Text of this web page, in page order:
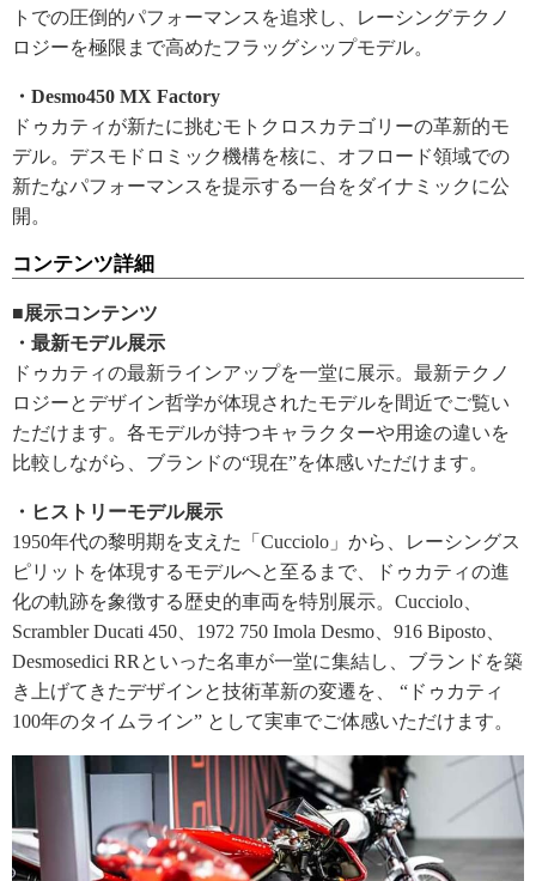
トでの圧倒的パフォーマンスを追求し、レーシングテクノ
ロジーを極限まで高めたフラッグシップモデル。
・Desmo450 MX Factory
ドゥカティが新たに挑むモトクロスカテゴリーの革新的モ
デル。デスモドロミック機構を核に、オフロード領域での
新たなパフォーマンスを提示する一台をダイナミックに公
開。
コンテンツ詳細
■展示コンテンツ
・最新モデル展示
ドゥカティの最新ラインアップを一堂に展示。最新テクノ
ロジーとデザイン哲学が体現されたモデルを間近でご覧い
ただけます。各モデルが持つキャラクターや用途の違いを
比較しながら、ブランドの“現在”を体感いただけます。
・ヒストリーモデル展示
1950年代の黎明期を支えた「Cucciolo」から、レーシングス
ピリットを体現するモデルへと至るまで、ドゥカティの進
化の軌跡を象徴する歴史的車両を特別展示。Cucciolo、
Scrambler Ducati 450、1972 750 Imola Desmo、916 Biposto、
Desmosedici RRといった名車が一堂に集結し、ブランドを築
き上げてきたデザインと技術革新の変遷を、 “ドゥカティ
100年のタイムライン” として実車でご体感いただけます。